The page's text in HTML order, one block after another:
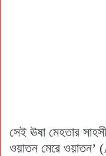
সেই ঊষা মেহতার
ওয়াতন মেরে